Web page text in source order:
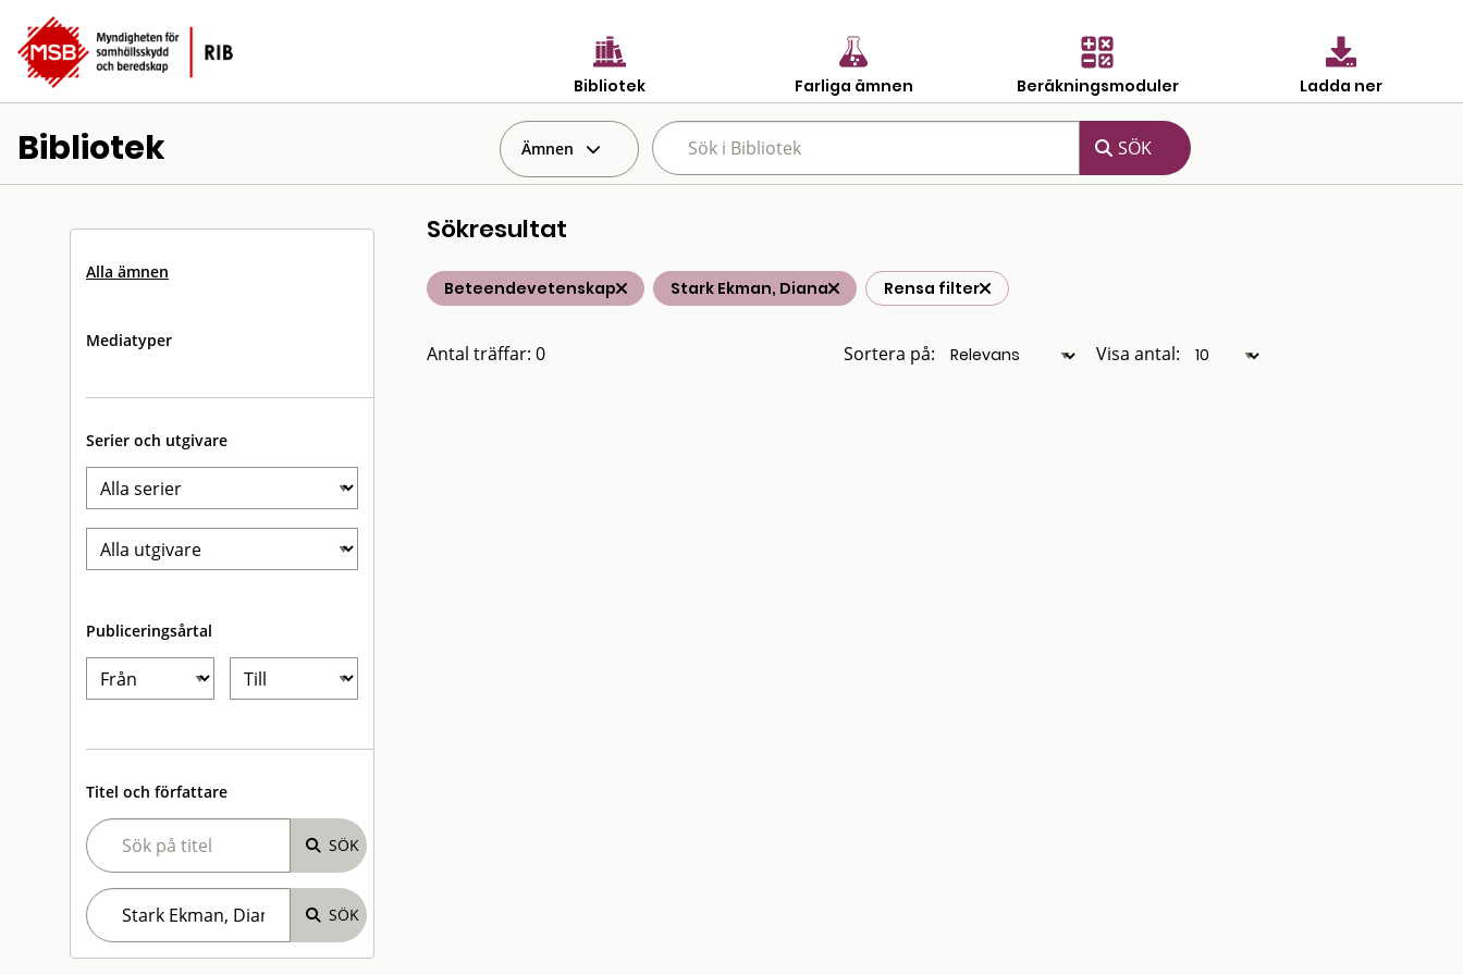
Bibliotek Farliga ämnen Beräkningsmoduler Ladda ner
Bibliotek Ämnen
Alla ämnen
Mediatyper
Serier och utgivare
Publiceringsårtal
Titel och författare
Sökresultat
Beteendevetenskap Stark Ekman, Diana Rensa filter
Antal träffar: 0 Sortera på: Visa antal: